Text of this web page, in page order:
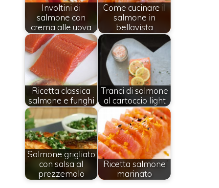
Involtini di
salmone con
crema alle uova
Come cucinare il
salmone in
bellavista
Ricetta classica
salmone e funghi
Tranci di salmone
al cartoccio light
Salmone grigliato
con salsa al
prezzemolo
Ricetta salmone
marinato